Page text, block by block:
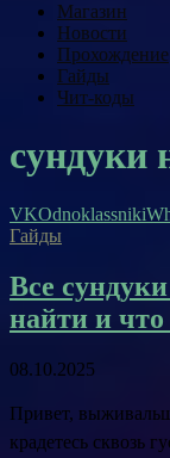
Магазин
Новости
Прохождение
Гайды
Чит-коды
сундуки
VKOdnoklassniki
Гайды
Все
найти и
08.10.2025
Привет,
крадетесь сквозь